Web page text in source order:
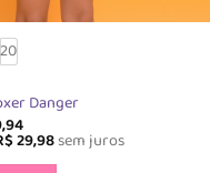
20
Danger
O
preço
atual
29,98sem juros